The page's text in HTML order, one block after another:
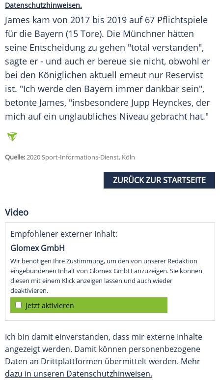
Datenschutzhinweisen.
James kam von 2017 bis 2019 auf 67 Pflichtspiele
für die Bayern (15 Tore). Die Münchner hätten
seine Entscheidung zu gehen "total verstanden",
sagte er - und auch er bereue sie nicht, obwohl er
bei den Königlichen aktuell erneut nur Reservist
ist. "Ich werde den Bayern immer dankbar sein",
betonte James, "insbesondere Jupp Heynckes, der
mich auf ein unglaubliches Niveau gebracht hat."
Quelle:2020 Sport-Informations-Dienst, Köln
ZURÜCK ZUR STARTSEITE
Video
Empfohlener externer Inhalt:
Glomex GmbH
Wir benötigen Ihre Zustimmung, um den von unserer Redaktion
eingebundenen Inhalt von Glomex GmbH anzuzeigen. Sie können
diesen mit einem Klick anzeigen lassen und auch wieder
deaktivieren.
jetzt aktivieren
Ich bin damit einverstanden, dass mir externe Inhalte
angezeigt werden. Damit können personenbezogene
Daten an Drittplattformen übermittelt werden. Mehr
dazu in unseren Datenschutzhinweisen.